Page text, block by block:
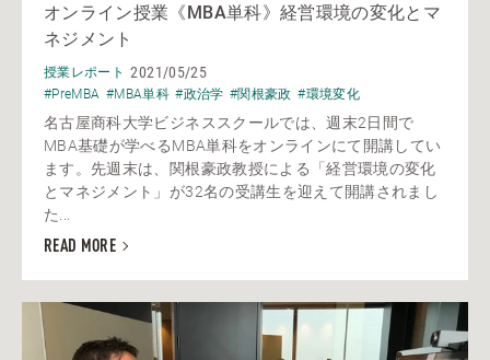
オンライン授業《MBA単科》経営環境の変化とマ
ネジメント
授業レポート 2021/05/25
#PreMBA #MBA単科 #政治学 #関根豪政 #環境変化
名古屋商科大学ビジネススクールでは、週末2日間で
MBA基礎が学べるMBA単科をオンラインにて開講してい
ます。先週末は、関根豪政教授による「経営環境の変化
とマネジメント」が32名の受講生を迎えて開講されまし
た...
READ MORE